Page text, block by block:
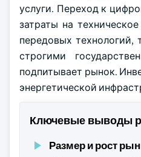
услуги. Переход к
затраты на
передовых технологий,
строгими
подпитывает рынок.
энергетической
Ключевые выводы
Размер и рост